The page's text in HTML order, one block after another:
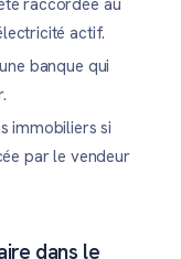
raccordée au
actif.
banque qui
immobiliers si
par le vendeur
dans le